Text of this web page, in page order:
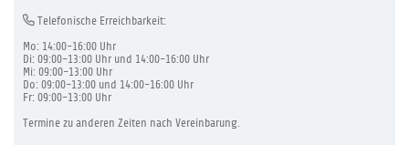
Telefonische Erreichbarkeit:
Mo: 14:00-16:00 Uhr
Di: 09:00-13:00 Uhr und 14:00-16:00 Uhr
Mi: 09:00-13:00 Uhr
Do: 09:00-13:00 und 14:00-16:00 Uhr
Fr: 09:00-13:00 Uhr
Termine zu anderen Zeiten nach Vereinbarung.